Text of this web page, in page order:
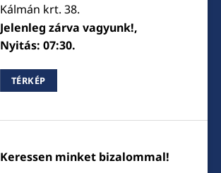
Kálmán krt. 38.
Jelenleg zárva vagyunk!,
Nyitás: 07:30.
TÉRKÉP
Keressen minket bizalommal!